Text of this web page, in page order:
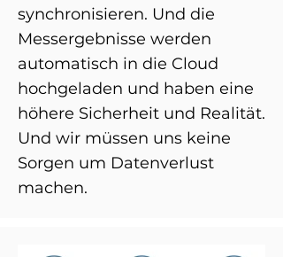
synchronisieren. Und die
Messergebnisse werden
automatisch in die Cloud
hochgeladen und haben eine
höhere Sicherheit und Realität.
Und wir müssen uns keine
Sorgen um Datenverlust
machen.